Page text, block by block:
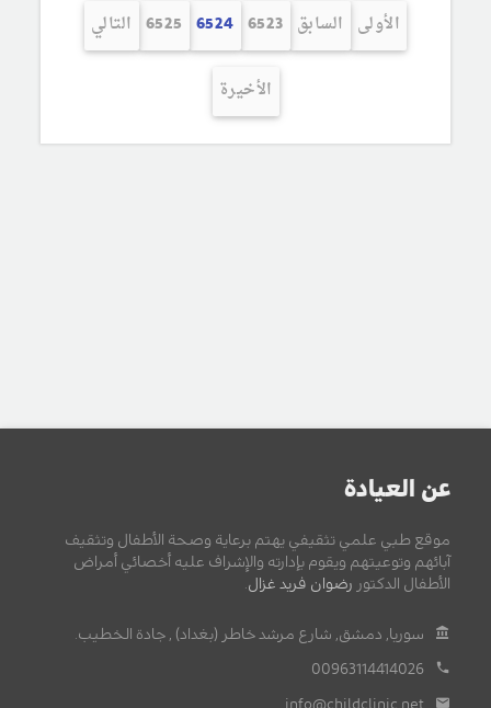
الأولى السابق 6523
6524
6525 التالي
الأخيرة
عن العيادة
موقع طبي علمي تثقيفي يهتم برعاية وصحة الأطفال وتثقيف
آبائهم وتوعيتهم ويقوم بإدارته والإشراف عليه أخصائي أمراض
الأطفال الدكتور رضوان فريد غزال
سوريا, دمشق, شارع مرشد خاطر (بغداد) , جادة الخطيب.
00963114414026
info@childclinic.net